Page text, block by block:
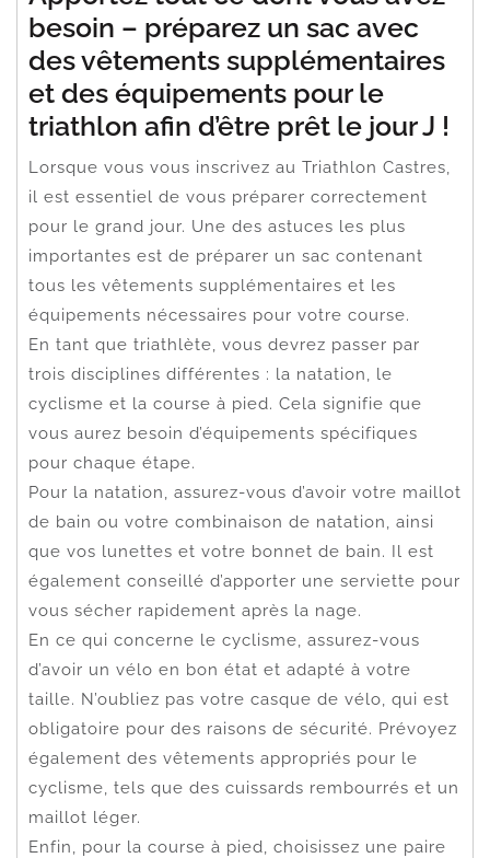
besoin – préparez un sac avec
des vêtements supplémentaires
et des équipements pour le
triathlon afin d’être prêt le jour J !
Lorsque vous vous inscrivez au Triathlon Castres,
il est essentiel de vous préparer correctement
pour le grand jour. Une des astuces les plus
importantes est de préparer un sac contenant
tous les vêtements supplémentaires et les
équipements nécessaires pour votre course.
En tant que triathlète, vous devrez passer par
trois disciplines différentes : la natation, le
cyclisme et la course à pied. Cela signifie que
vous aurez besoin d’équipements spécifiques
pour chaque étape.
Pour la natation, assurez-vous d’avoir votre maillot
de bain ou votre combinaison de natation, ainsi
que vos lunettes et votre bonnet de bain. Il est
également conseillé d’apporter une serviette pour
vous sécher rapidement après la nage.
En ce qui concerne le cyclisme, assurez-vous
d’avoir un vélo en bon état et adapté à votre
taille. N’oubliez pas votre casque de vélo, qui est
obligatoire pour des raisons de sécurité. Prévoyez
également des vêtements appropriés pour le
cyclisme, tels que des cuissards rembourrés et un
maillot léger.
Enfin, pour la course à pied, choisissez une paire